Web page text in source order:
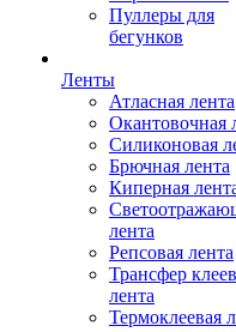
Пуллеры для
бегунков
Ленты
Атласная лента
Окантовочная
Силиконовая
Брючная лента
Киперная
лента
Репсовая лента
Трансфер
лента
Термоклеевая